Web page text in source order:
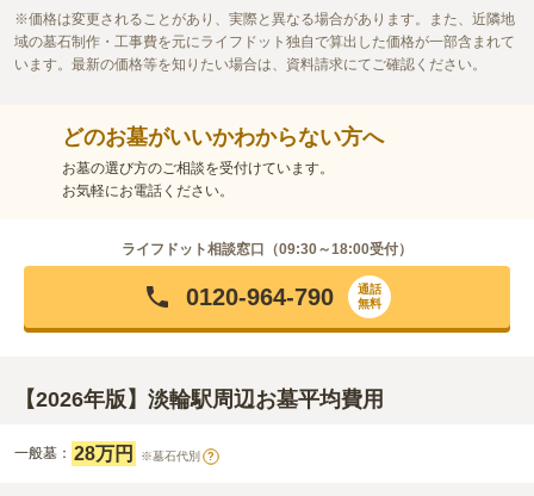
価格は変更されることがあり、実際と異なる場合があります。また、近隣地
域の墓石制作・工事費を元にライフドット独自で算出した価格が一部含まれて
います。最新の価格等を知りたい場合は、資料請求にてご確認ください。
どのお墓がいいかわからない方へ
お墓の選び方のご相談を受付けています。
お気軽にお電話ください。
ライフドット相談窓口（09:30～18:00受付）
0120-964-790
通話
無料
【2026年版】淡輪駅周辺お墓平均費用
一般墓： 28万円 ※墓石代別 ?